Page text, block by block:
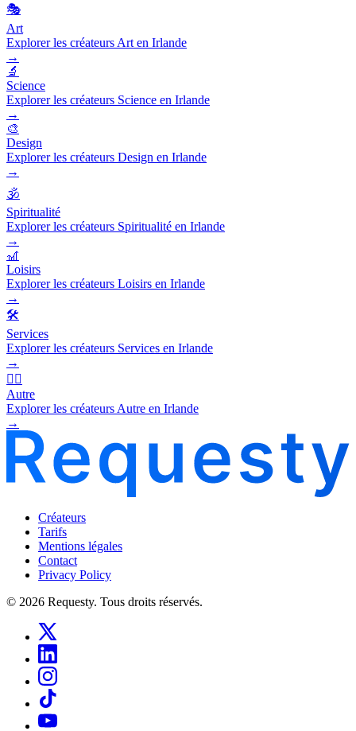
🎭
Art
Explorer les créateurs Art en Irlande
→
🔬
Science
Explorer les créateurs Science en Irlande
→
🎨
Design
Explorer les créateurs Design en Irlande
→
🕉️
Spiritualité
Explorer les créateurs Spiritualité en Irlande
→
🎢
Loisirs
Explorer les créateurs Loisirs en Irlande
→
🛠️
Services
Explorer les créateurs Services en Irlande
→
🧜‍♂️
Autre
Explorer les créateurs Autre en Irlande
→
Créateurs
Tarifs
Mentions légales
Contact
Privacy Policy
© 2026 Requesty. Tous droits réservés.